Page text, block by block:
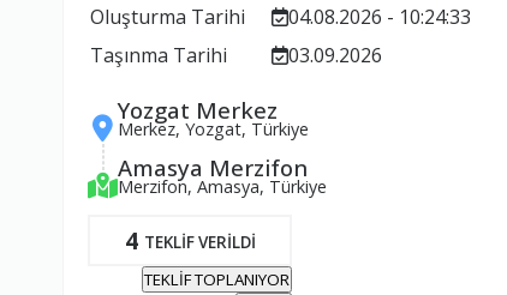
Oluşturma Tarihi
04.08.2026 - 10:24:33
Taşınma Tarihi
03.09.2026
Yozgat Merkez
Merkez, Yozgat, Türkiye
Amasya Merzifon
Merzifon, Amasya, Türkiye
4 TEKLİF VERİLDİ
TEKLİF TOPLANIYOR